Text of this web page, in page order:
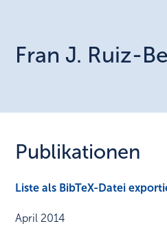
Fran J. Ruiz-
Publikationen
Liste als BibTeX-Datei
April 2014